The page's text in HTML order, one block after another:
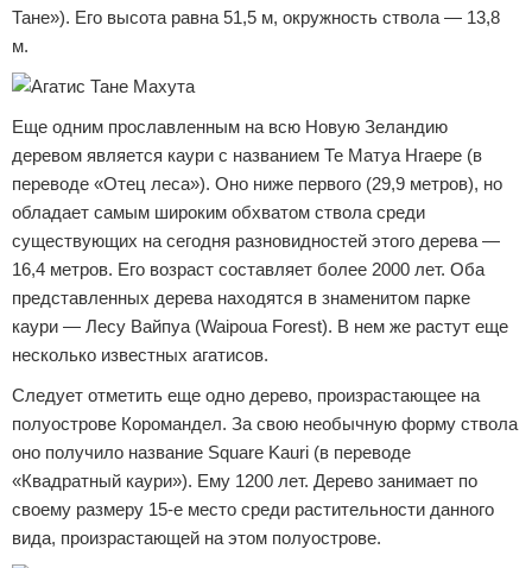
Тане»). Его высота равна 51,5 м, окружность ствола — 13,8
м.
Еще одним прославленным на всю Новую Зеландию
деревом является каури с названием Те Матуа Нгаере (в
переводе «Отец леса»). Оно ниже первого (29,9 метров), но
обладает самым широким обхватом ствола среди
существующих на сегодня разновидностей этого дерева —
16,4 метров. Его возраст составляет более 2000 лет. Оба
представленных дерева находятся в знаменитом парке
каури — Лесу Вайпуа (Waipoua Forest). В нем же растут еще
несколько известных агатисов.
Следует отметить еще одно дерево, произрастающее на
полуострове Коромандел. За свою необычную форму ствола
оно получило название Square Kauri (в переводе
«Квадратный каури»). Ему 1200 лет. Дерево занимает по
своему размеру 15-е место среди растительности данного
вида, произрастающей на этом полуострове.